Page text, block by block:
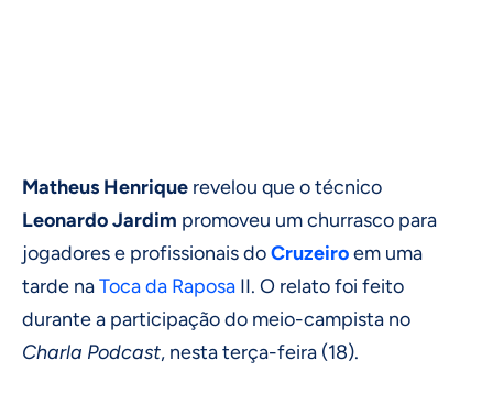
Matheus Henrique revelou que o técnico
Leonardo Jardim promoveu um churrasco para
jogadores e profissionais doCruzeiroem uma
tarde naToca da Raposa II. O relato foi feito
durante a participação do meio-campista no
Charla Podcast, nesta terça-feira (18).